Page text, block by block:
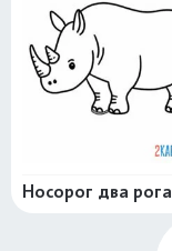
Носорог два рога